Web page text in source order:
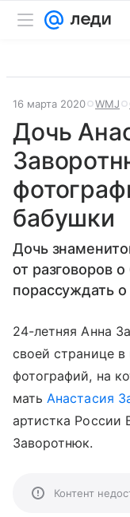
16 марта 2020 WMJ
Дочь
бабушки
Дочь
от разговоров
порассуждать о
24-летняя Анна
своей странице в
фотографий, на
матьАнастасия
артистка России
Заворотнюк.
Контент